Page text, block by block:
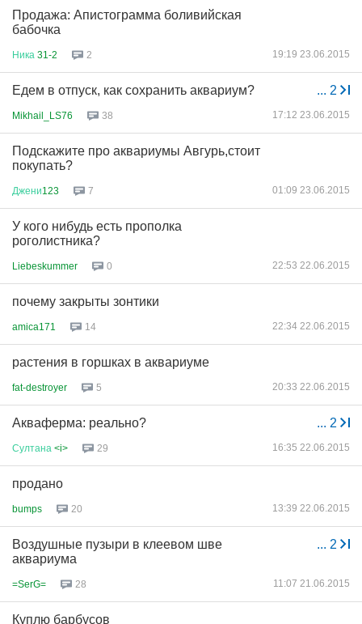
Продажа: Апистограмма боливийская
бабочка
Ника 31-2 2 19:19 23.06.2015
... 2
Едем в отпуск, как сохранить аквариум?
Mikhail_LS76 38 17:12 23.06.2015
Подскажите про аквариумы Авгурь,стоит
покупать?
Джени123 7 01:09 23.06.2015
У кого нибудь есть прополка
роголистника?
Liebeskummer 0 22:53 22.06.2015
почему закрыты зонтики
amica171 14 22:34 22.06.2015
растения в горшках в аквариуме
fat-destroyer 5 20:33 22.06.2015
... 2
Акваферма: реально?
Султана <i> 29 16:35 22.06.2015
продано
bumps 20 13:39 22.06.2015
... 2
Воздушные пузыри в клеевом шве
аквариума
=SerG= 28 11:07 21.06.2015
Куплю барбусов